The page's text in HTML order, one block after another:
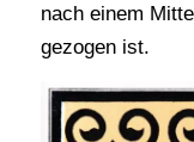
nach einem
gezogen ist.